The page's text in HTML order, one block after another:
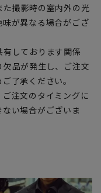
撮影時の室内外の光
が異なる場合がござ
しております関係
品が発生し、ご注文
了承ください。
注文のタイミングに
い場合がございま